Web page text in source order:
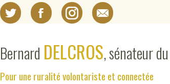
Bernard DELCROS, sénateur
Pour une ruralité volontariste et connectée